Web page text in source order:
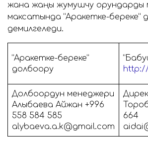
жана жаңы жумушчу орундарды
максатында “Аракетке-береке”
демилгеледи.
“Аракетке-береке”
долбоору
Долбоордун менеджери
Алыбаева Айжан +996
558 584 585
alybaeva.a.k@gmail.com
664